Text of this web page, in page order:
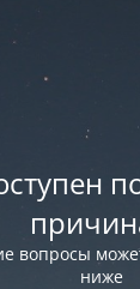
вопросы
ниже